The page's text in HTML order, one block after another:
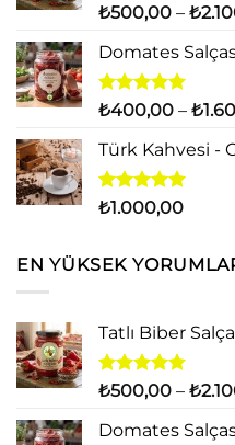
5 üzerinden
oy
aldı
₺500,00 – ₺
Domates
5 üzerinden
oy
aldı
₺400,00 – ₺
Türk Kahvesi -
5 üzerinden
₺1.000,00
EN YÜKSEK
Tatlı Biber
5 üzerinden
oy
aldı
₺500,00 – ₺
Domates